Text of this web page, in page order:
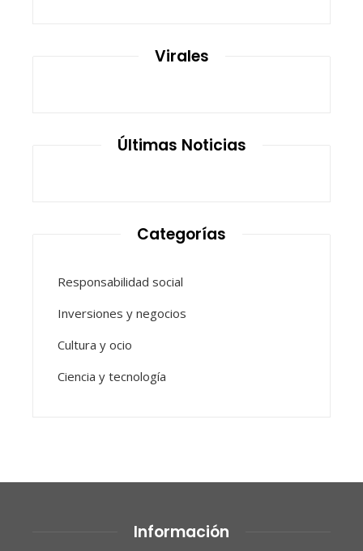
Virales
Últimas Noticias
Categorías
Responsabilidad social
Inversiones y negocios
Cultura y ocio
Ciencia y tecnología
Información